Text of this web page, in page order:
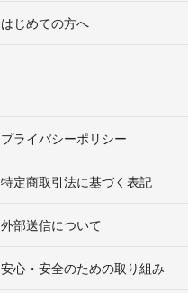
はじめての方へ
プライバシーポリシー
特定商取引法に基づく表記
外部送信について
安心・安全のための取り組み